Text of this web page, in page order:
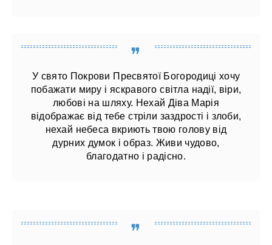
У свято Покрови Пресвятої Богородиці хочу
побажати миру і яскравого світла надії, віри,
любові на шляху. Нехай Діва Марія
відображає від тебе стріли заздрості і злоби,
нехай небеса вкриють твою голову від
дурних думок і образ. Живи чудово,
благодатно і радісно.